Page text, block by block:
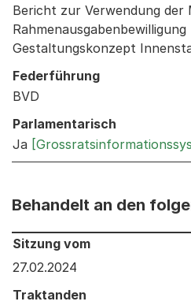
Bericht zur Verwendung der
Rahmenausgabenbewilligung
Gestaltungskonzept
Federführung
BVD
Parlamentarisch
Ja
Behandelt an den
Behandelt an den
Sitzung vom
27.02.2024
Traktanden